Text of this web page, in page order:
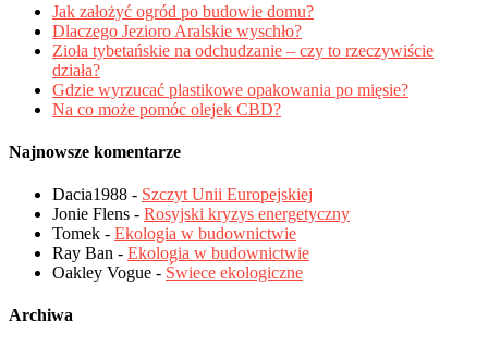
Jak założyć ogród po budowie domu?
Dlaczego Jezioro Aralskie wyschło?
Zioła tybetańskie na odchudzanie – czy to rzeczywiście
działa?
Gdzie wyrzucać plastikowe opakowania po mięsie?
Na co może pomóc olejek CBD?
Najnowsze komentarze
Dacia1988 - Szczyt Unii Europejskiej
Jonie Flens - Rosyjski kryzys energetyczny
Tomek - Ekologia w budownictwie
Ray Ban - Ekologia w budownictwie
Oakley Vogue - Świece ekologiczne
Archiwa